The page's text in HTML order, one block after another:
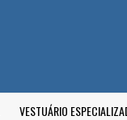
VESTUÁRIO